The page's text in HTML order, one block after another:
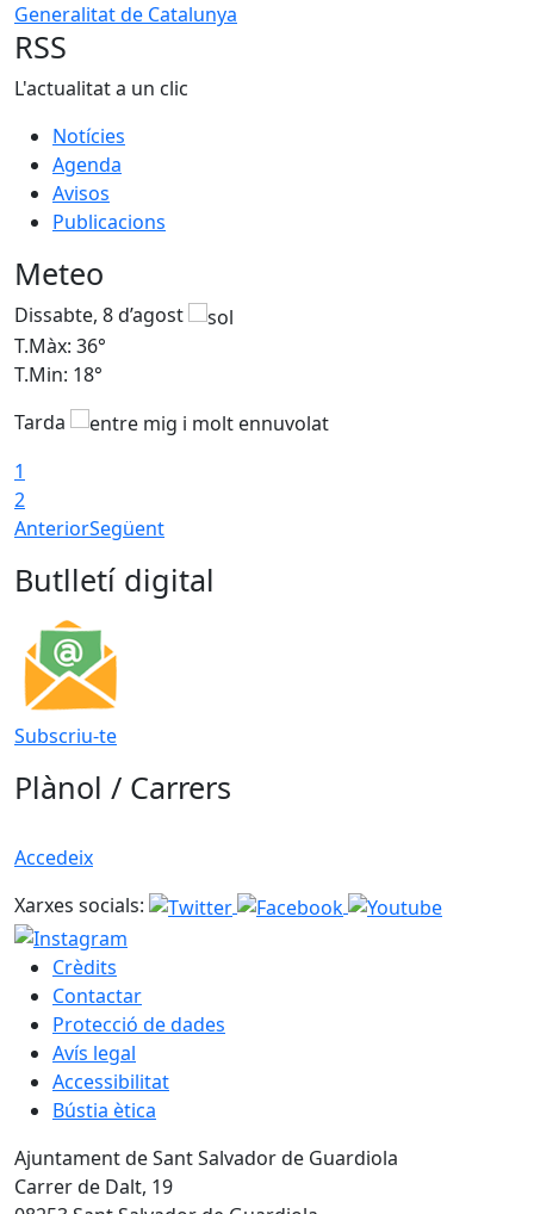
Generalitat de Catalunya
RSS
L'actualitat a un clic
Notícies
Agenda
Avisos
Publicacions
Meteo
Dissabte, 8 d’agost
T.Màx: 36°
T.Min: 18°
Tarda
1
2
AnteriorSegüent
Butlletí digital
Subscriu-te
Plànol / Carrers
Accedeix
Xarxes socials:
Crèdits
Contactar
Protecció de dades
Avís legal
Accessibilitat
Bústia ètica
Ajuntament de Sant Salvador de Guardiola
Carrer de Dalt, 19